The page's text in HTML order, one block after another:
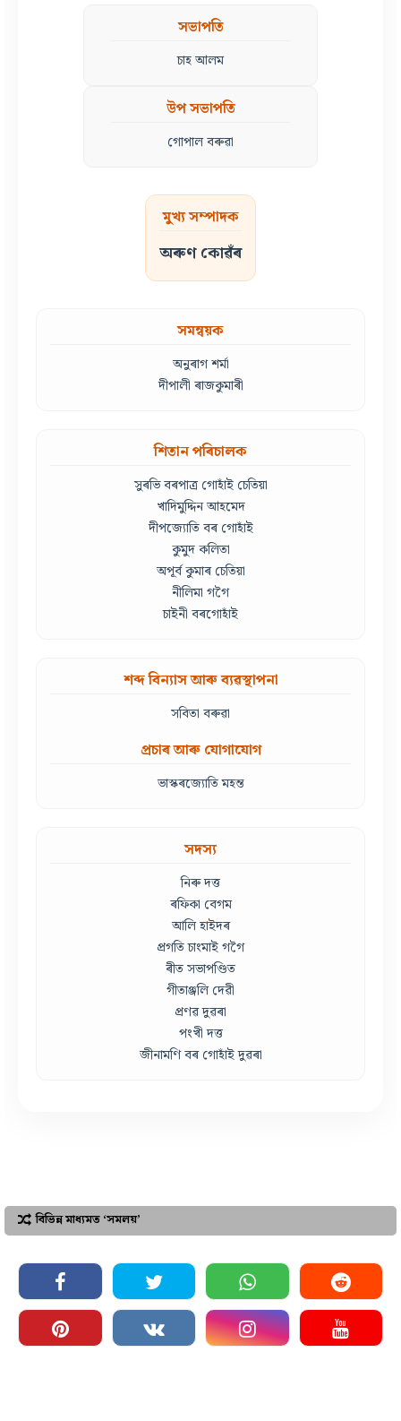
সভাপতি
চাহ আলম
উপ সভাপতি
গোপাল বৰুৱা
মুখ্য সম্পাদক
অৰুণ কোৱঁৰ
সমন্বয়ক
অনুৰাগ শৰ্মা
দীপালী ৰাজকুমাৰী
শিতান পৰিচালক
সুৰভি বৰপাত্ৰ গোহাঁই চেতিয়া
খাদিমুদ্দিন আহমেদ
দীপজ্যোতি বৰ গোহাঁই
কুমুদ কলিতা
অপূৰ্ব কুমাৰ চেতিয়া
নীলিমা গগৈ
চাইনী বৰগোহাঁই
শব্দ বিন্যাস আৰু ব্যৱস্থাপনা
সবিতা বৰুৱা
প্ৰচাৰ আৰু যোগাযোগ
ভাস্কৰজ্যোতি মহন্ত
সদস্য
নিৰু দত্ত
ৰফিকা বেগম
আলি হাইদৰ
প্ৰগতি চাংমাই গগৈ
ৰীত সভাপণ্ডিত
গীতাঞ্জলি দেৱী
প্ৰণৱ দুৱৰা
পংখী দত্ত
জীনামণি বৰ গোহাঁই দুৱৰা
বিভিন্ন মাধ্যমত ‘সমলয়’